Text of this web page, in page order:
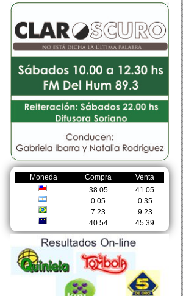
Moneda Compra
Venta
38.05
41.05
0.05
0.35
7.23
9.23
40.54
45.39